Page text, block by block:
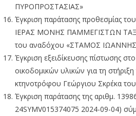
ΠΥΡΟΠΡΟΣΤΑΣΙΑΣ»
Έγκριση παράτασης προθεσμίας
ΙΕΡΑΣ ΜΟΝΗΣ ΠΑΜΜΕΓΙΣΤΩΝ
του αναδόχου «ΣΤΑΜΟΣ ΙΩΑΝΝΗΣ
Έγκριση εξειδίκευσης πίστωσης
οικοδομικών υλικών για τη
κτηνοτρόφου Γεώργιου Σκρέκα
Έγκριση παράτασης της αριθμ.
24SYMV015374075 2024-09-04)